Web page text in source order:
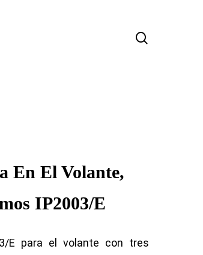
En El Volante,
IP2003/E
E para el volante con tres